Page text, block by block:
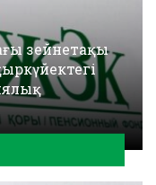
зейнетақы